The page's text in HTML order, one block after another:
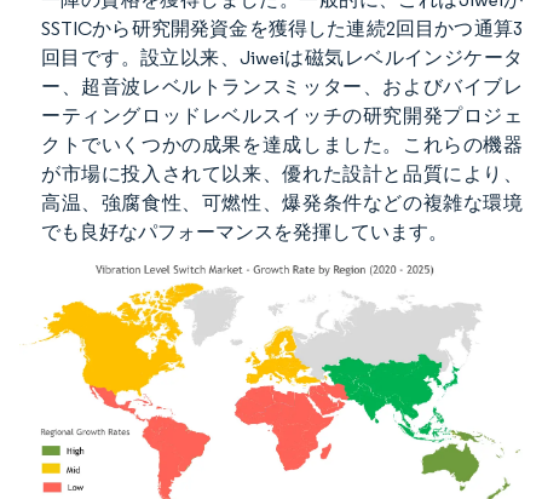
SSTICから研究開発資金を獲得した連続2回目かつ通算3
回目です。設立以来、Jiweiは磁気レベルインジケータ
ー、超音波レベルトランスミッター、およびバイブレ
ーティングロッドレベルスイッチの研究開発プロジェ
クトでいくつかの成果を達成しました。これらの機器
が市場に投入されて以来、優れた設計と品質により、
高温、強腐食性、可燃性、爆発条件などの複雑な環境
でも良好なパフォーマンスを発揮しています。